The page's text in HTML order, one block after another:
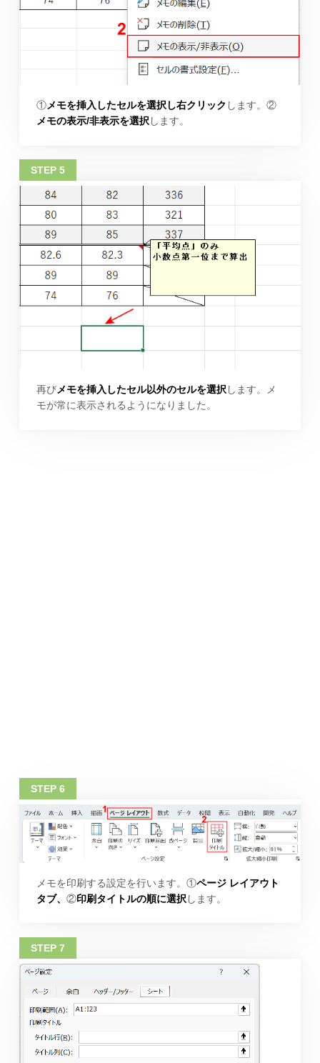
①メモを挿入したセルを選択し右クリック します。②
メモの表示/非表示を選択 します。
再びメモを挿入したセル以外のセルを選択 します。メ
モが常に表示されるようになりました。
メモを印刷する設定を行います。①ページ レイアウト
タブ、 ②印刷タイトルの順に選択 します。